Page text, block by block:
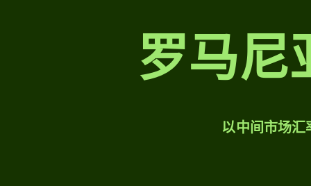
罗马尼
以中间市场